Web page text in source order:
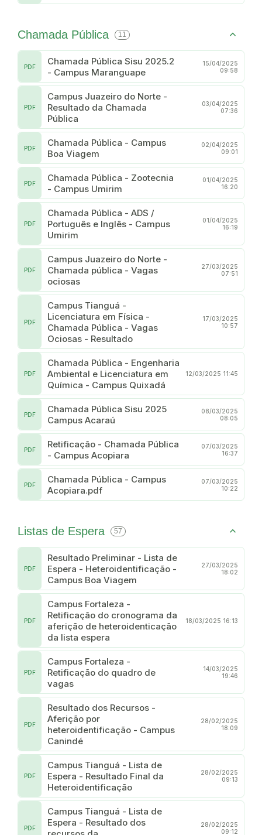
Chamada Pública 11
Chamada Pública Sisu 2025.2
- Campus Maranguape
PDF
15/04/2025
09:58
Campus Juazeiro do Norte -
Resultado da Chamada
Pública
PDF
03/04/2025
07:36
Chamada Pública - Campus
Boa Viagem
PDF
02/04/2025
09:01
Chamada Pública - Zootecnia
- Campus Umirim
PDF
01/04/2025
16:20
Chamada Pública - ADS /
Português e Inglês - Campus
Umirim
PDF
01/04/2025
16:19
Campus Juazeiro do Norte -
Chamada pública - Vagas
ociosas
PDF
27/03/2025
07:51
Campus Tianguá -
Licenciatura em Física -
Chamada Pública - Vagas
Ociosas - Resultado
PDF
17/03/2025
10:57
Chamada Pública - Engenharia
Ambiental e Licenciatura em
Química - Campus Quixadá
PDF 12/03/2025 11:45
Chamada Pública Sisu 2025
Campus Acaraú
PDF
08/03/2025
08:05
Retificação - Chamada Pública
- Campus Acopiara
PDF
07/03/2025
16:37
Chamada Pública - Campus
Acopiara.pdf
PDF
07/03/2025
10:22
Listas de Espera 57
Resultado Preliminar - Lista de
Espera - Heteroidentificação -
Campus Boa Viagem
PDF
27/03/2025
18:02
Campus Fortaleza -
Retificação do cronograma da
aferição de heteroidenticação
da lista espera
PDF 18/03/2025 16:13
Campus Fortaleza -
Retificação do quadro de
vagas
PDF
14/03/2025
19:46
Resultado dos Recursos -
Aferição por
heteroidentificação - Campus
Canindé
PDF
28/02/2025
18:09
Campus Tianguá - Lista de
Espera - Resultado Final da
Heteroidentificação
PDF
28/02/2025
09:13
Campus Tianguá - Lista de
Espera - Resultado dos
PDF
28/02/2025
09:12